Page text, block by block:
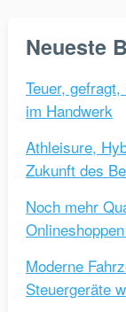
Neueste
Teuer,
im Handwerk
Athleisure,
Zukunft des
Noch mehr
Moderne
Steuergeräte